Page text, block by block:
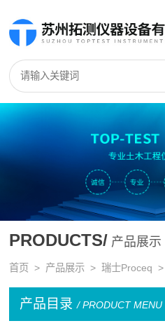
PRODUCTS/ 产品展示
首页 > 产品展示 > 瑞士Proceq >
产品目录 / PRODUCT MENU